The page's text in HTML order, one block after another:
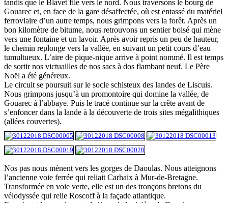
tandis que le Blavet file vers le nord. Nous traversons le bourg de
Gouarec et, en face de la gare désaffectée, où est entassé du matériel
ferroviaire d’un autre temps, nous grimpons vers la forêt. Après un
bon kilomètre de bitume, nous retrouvons un sentier boisé qui mène
vers une fontaine et un lavoir. Après avoir repris un peu de hauteur,
le chemin replonge vers la vallée, en suivant un petit cours d’eau
tumultueux. L’aire de pique-nique arrive à point nommé. Il est temps
de sortir nos victuailles de nos sacs à dos flambant neuf. Le Père
Noël a été généreux.
Le circuit se poursuit sur le socle schisteux des landes de Liscuis.
Nous grimpons jusqu’à un promontoire qui domine la vallée, de
Gouarec à l’abbaye. Puis le tracé continue sur la crête avant de
s’enfoncer dans la lande à la découverte de trois sites mégalithiques
(allées couvertes).
Nos pas nous mènent vers les gorges de Daoulas. Nous atteignons
l’ancienne voie ferrée qui reliait Carhaix à Mur-de-Bretagne.
Transformée en voie verte, elle est un des tronçons bretons du
vélodyssée qui relie Roscoff à la façade atlantique.